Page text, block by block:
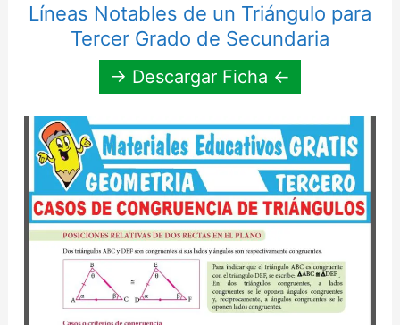
Líneas Notables de un Triángulo para
Tercer Grado de Secundaria
→ Descargar Ficha ←